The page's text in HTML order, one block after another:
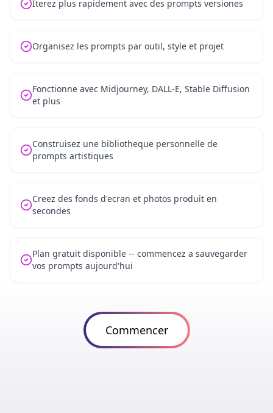
Iterez plus rapidement avec des prompts versiones
Organisez les prompts par outil, style et projet
Fonctionne avec Midjourney, DALL-E, Stable Diffusion
et plus
Construisez une bibliotheque personnelle de
prompts artistiques
Creez des fonds d'ecran et photos produit en
secondes
Plan gratuit disponible -- commencez a sauvegarder
vos prompts aujourd'hui
Commencer